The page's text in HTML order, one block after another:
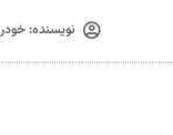
نویسنده:خودرو